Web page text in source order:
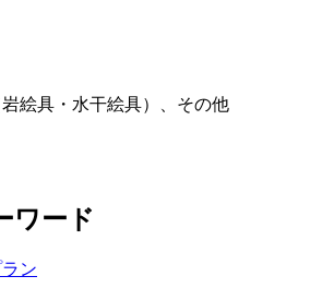
絵具・水干絵具）、その他
ワード
ン